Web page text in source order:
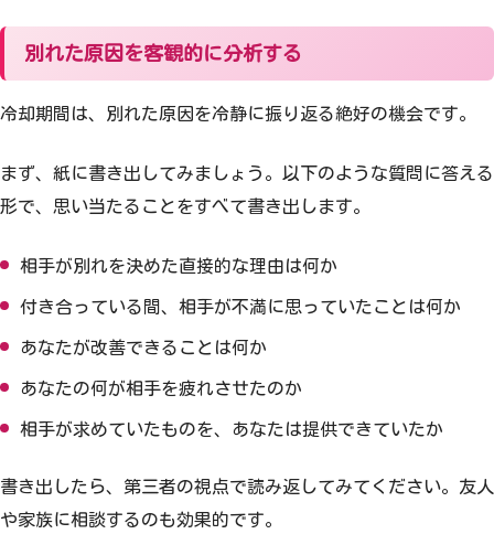
別れた原因を客観的に分析する
冷却期間は、別れた原因を冷静に振り返る絶好の機会です。
まず、紙に書き出してみましょう。以下のような質問に答える
形で、思い当たることをすべて書き出します。
相手が別れを決めた直接的な理由は何か
付き合っている間、相手が不満に思っていたことは何か
あなたが改善できることは何か
あなたの何が相手を疲れさせたのか
相手が求めていたものを、あなたは提供できていたか
書き出したら、第三者の視点で読み返してみてください。友人
や家族に相談するのも効果的です。